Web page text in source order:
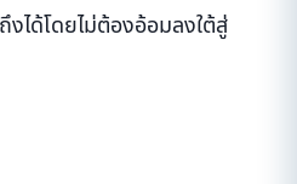
งได้โดยไม่ต้องอ้อมลงใต้สู่